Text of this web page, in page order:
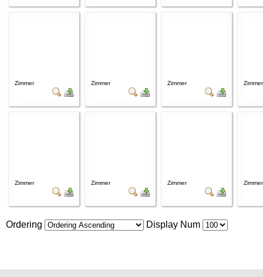
Zimmer Zimmer Zimmer Zimmer
Zimmer Zimmer Zimmer Zimmer
Ordering Display Num